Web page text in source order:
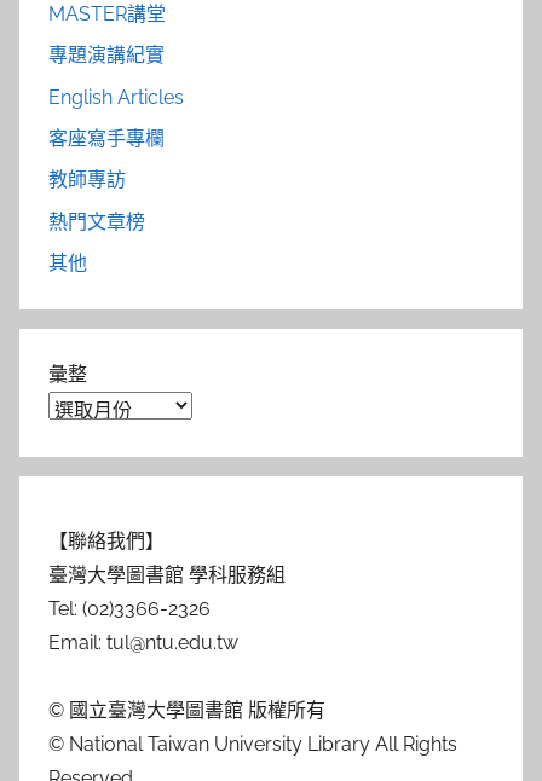
MASTER講堂
專題演講紀實
English Articles
客座寫手專欄
教師專訪
熱門文章榜
其他
彙整
【聯絡我們】
臺灣大學圖書館 學科服務組
Tel: (02)3366-2326
Email: tul@ntu.edu.tw
© 國立臺灣大學圖書館 版權所有
© National Taiwan University Library All Rights